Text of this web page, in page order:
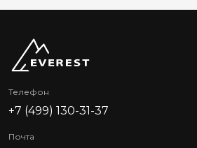
Телефон
+7 (499) 130-31-37
Почта